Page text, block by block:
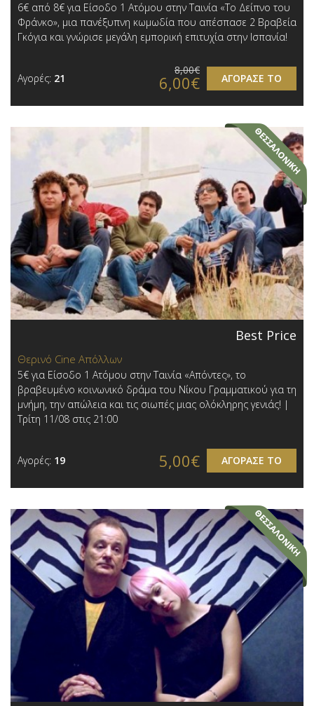
6€ από 8€ για Είσοδο 1 Ατόμου στην Ταινία «Το Δείπνο του
Φράνκο», μια πανέξυπνη κωμωδία που απέσπασε 2 Βραβεία
Γκόγια και γνώρισε μεγάλη εμπορική επιτυχία στην Ισπανία!
Αγορές: 21 ΑΓΟΡΑΣΕ ΤΟ
8,00€
6,00€
Best Price
Θερινό Cine Απόλλων
5€ για Είσοδο 1 Ατόμου στην Ταινία «Απόντες», το
βραβευμένο κοινωνικό δράμα του Νίκου Γραμματικού για τη
μνήμη, την απώλεια και τις σιωπές μιας ολόκληρης γενιάς! |
Τρίτη 11/08 στις 21:00
Αγορές: 19 ΑΓΟΡΑΣΕ ΤΟ
5,00€